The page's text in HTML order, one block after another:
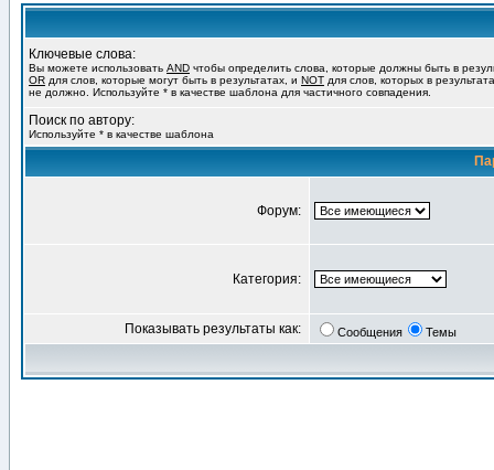
Ключевые слова:
Вы можете использовать AND чтобы определить слова, которые должны быть в
OR для слов, которые могут быть в результатах, и NOT для слов, которых в
не должно. Используйте * в качестве шаблона для частичного совпадения.
Поиск по автору:
Используйте * в качестве шаблона
Форум:
Категория:
Показывать результаты как: Сообщения Темы